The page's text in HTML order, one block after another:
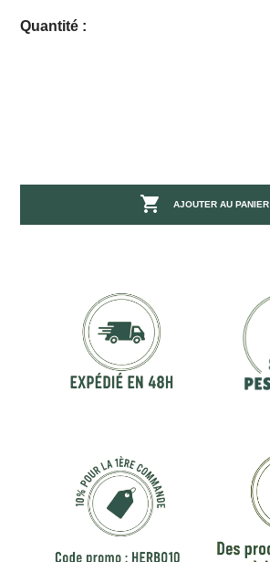
Quantité :
 AJOUTER AU PANIER